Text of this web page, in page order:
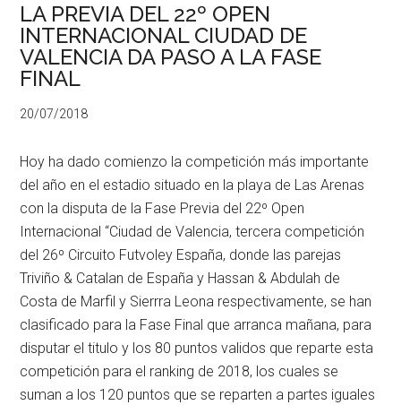
LA PREVIA DEL 22º OPEN
INTERNACIONAL CIUDAD DE
VALENCIA DA PASO A LA FASE
FINAL
20/07/2018
Hoy ha dado comienzo la competición más importante
del año en el estadio situado en la playa de Las Arenas
con la disputa de la Fase Previa del 22º Open
Internacional “Ciudad de Valencia, tercera competición
del 26º Circuito Futvoley España, donde las parejas
Triviño & Catalan de España y Hassan & Abdulah de
Costa de Marfil y Sierrra Leona respectivamente, se han
clasificado para la Fase Final que arranca mañana, para
disputar el titulo y los 80 puntos validos que reparte esta
competición para el ranking de 2018, los cuales se
suman a los 120 puntos que se reparten a partes iguales